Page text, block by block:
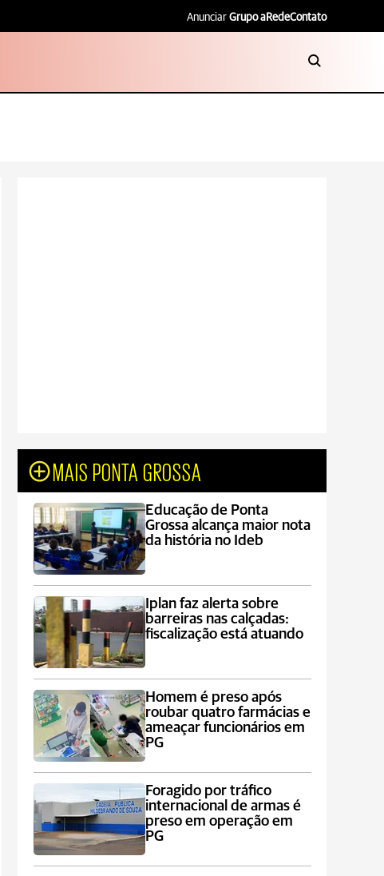
Anunciar Grupo aRedeContato
MAIS PONTA GROSSA
Educação de Ponta
Grossa alcança maior nota
da história no Ideb
Iplan faz alerta sobre
barreiras nas calçadas:
fiscalização está atuando
Homem é preso após
roubar quatro farmácias e
ameaçar funcionários em
PG
Foragido por tráfico
internacional de armas é
preso em operação em
PG